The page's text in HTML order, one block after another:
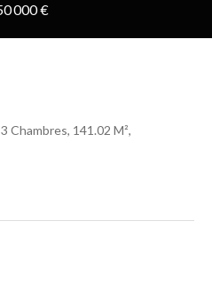
000 €
Chambres, 141.02 M²,